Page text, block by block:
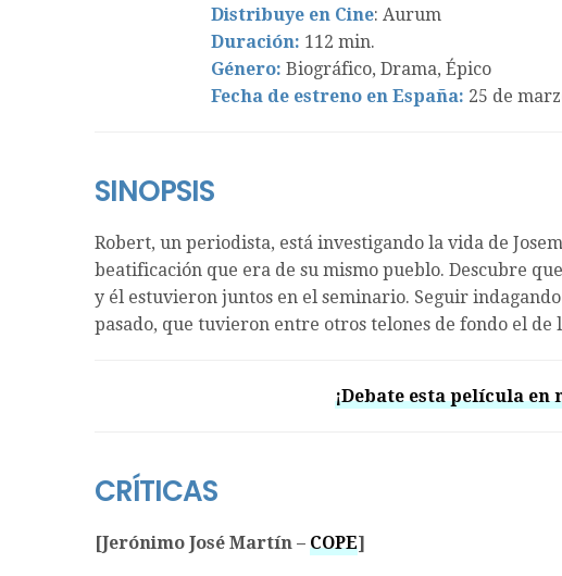
Distribuye en Cine: Aurum
Duración: 112 min.
Género: Biográfico, Drama, Épico
Fecha de estreno en España: 25 de
SINOPSIS
Robert, un periodista, está investigando la vida de
beatificación que era de su mismo pueblo. Descubre
y él estuvieron juntos en el seminario. Seguir
pasado, que tuvieron entre otros telones de fondo el
¡Debate esta película en
CRÍTICAS
[Jerónimo José Martín – COPE]